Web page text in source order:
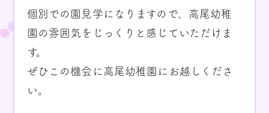
個別での園見学になりますので、高尾幼稚
園の雰囲気をじっくりと感じていただけま
す。
ぜひこの機会に高尾幼稚園にお越しくださ
い。